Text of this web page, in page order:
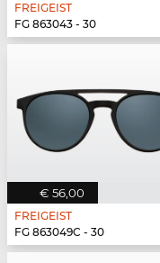
FREIGEIST
FG 863043 - 30
€ 56,00
FREIGEIST
FG 863049C - 30